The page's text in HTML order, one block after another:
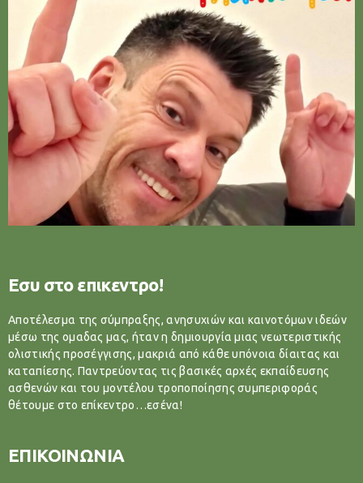
Εσυ στο επικεντρο!
Αποτέλεσμα της σύμπραξης, ανησυχιών και καινοτόμων ιδεών
μέσω της ομαδας μας, ήταν η δημιουργία μιας νεωτεριστικής
ολιστικής προσέγγισης, μακριά από κάθε υπόνοια δίαιτας και
καταπίεσης. Παντρεύοντας τις βασικές αρχές εκπαίδευσης
ασθενών και του μοντέλου τροποποίησης συμπεριφοράς
θέτουμε στο επίκεντρο…εσένα!
ΕΠΙΚΟΙΝΩΝΙΑ